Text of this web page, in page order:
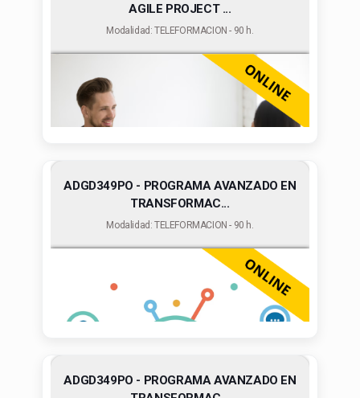
AGILE PROJECT ...
Modalidad: TELEFORMACION - 90 h.
ADGD349PO - PROGRAMA AVANZADO EN
TRANSFORMAC...
Modalidad: TELEFORMACION - 90 h.
ADGD349PO - PROGRAMA AVANZADO EN